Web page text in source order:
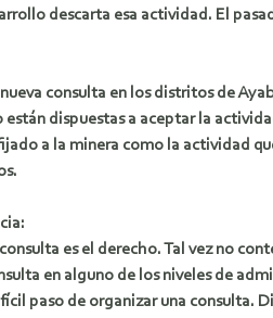
descarta esa actividad. El
consulta en los distritos de
están dispuestas a aceptar la
a la minera como la actividad
es el derecho. Tal vez no
en alguno de los niveles de
paso de organizar una consulta.